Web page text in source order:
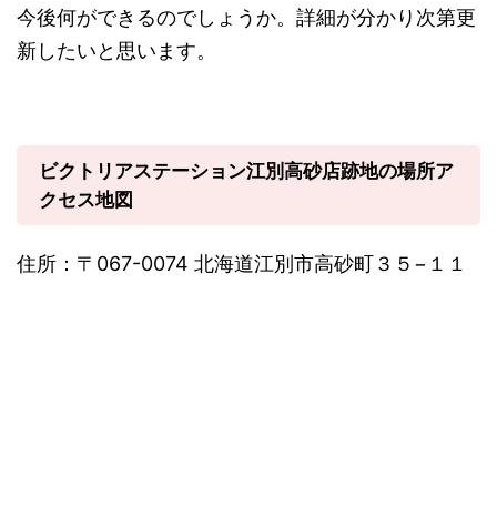
今後何ができるのでしょうか。詳細が分かり次第更
新したいと思います。
ビクトリアステーション江別高砂店跡地の場所ア
クセス地図
住所：〒067-0074 北海道江別市高砂町３５−１１